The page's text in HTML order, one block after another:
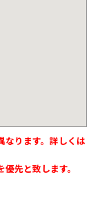
ります。詳しくは
先と致します。